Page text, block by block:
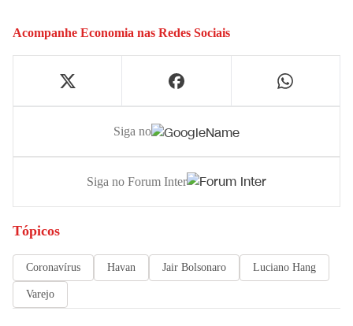
Acompanhe Economia nas Redes Sociais
Siga no
Siga no Forum Inter
Tópicos
Coronavírus Havan Jair Bolsonaro Luciano Hang
Varejo